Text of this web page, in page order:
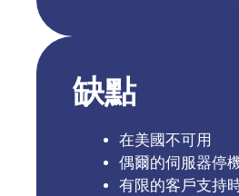
缺點
在美國不可用
偶爾的伺服器停
有限的客戶支持